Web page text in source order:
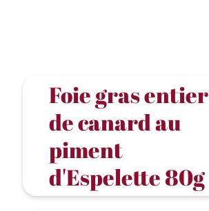
Foie gras entier
de canard au
piment
d'Espelette 80g